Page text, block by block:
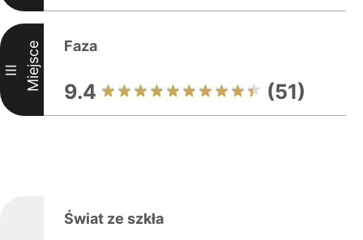
III Miejsce Faza
9.4 (51)
Świat ze szkła